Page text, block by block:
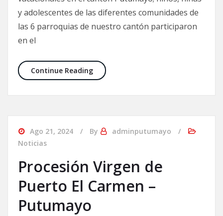
y adolescentes de las diferentes comunidades de
las 6 parroquias de nuestro cantón participaron
en el
Continue Reading
Ago 21, 2024 By
adminputumayo
Noticias
Procesión Virgen de
Puerto El Carmen –
Putumayo